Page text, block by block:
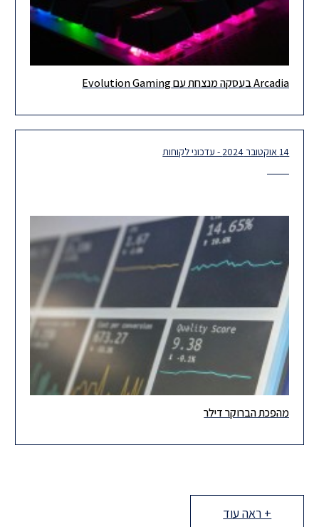
שמחים לדווח שלקוחותינו Arcadia Gaming Solutions, חברת
Arcadia בעסקה מנצחת עם Evolution Gaming
14 אוקטובר 2024 - עדכוני לקוחות
מהפכת הברוקר דילר
+ ראה עוד